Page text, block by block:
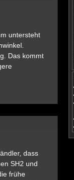
untersteht
Das kommt
dass
SH2 und
frühe